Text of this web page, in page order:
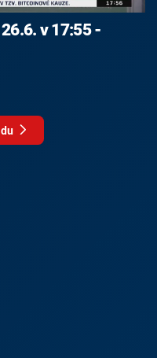
v 17:55 -